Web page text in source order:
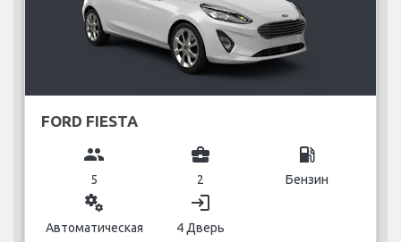
FORD FIESTA
group
5
business_center
2
local_gas_station
Бензин
miscellaneous_services
Автоматическая
login
4 Дверь